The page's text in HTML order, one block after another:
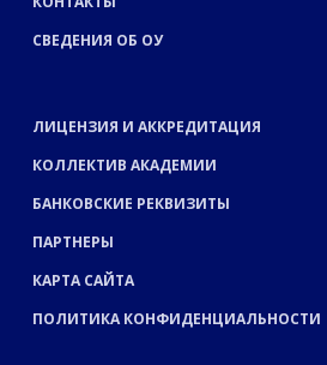
СВЕДЕНИЯ ОБ ОУ
ЛИЦЕНЗИЯ И АККРЕДИТАЦИЯ
КОЛЛЕКТИВ АКАДЕМИИ
БАНКОВСКИЕ РЕКВИЗИТЫ
ПАРТНЕРЫ
КАРТА САЙТА
ПОЛИТИКА КОНФИДЕНЦИАЛЬНОСТИ